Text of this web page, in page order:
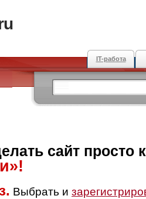
IT-работа
сайт просто
Выбрать и